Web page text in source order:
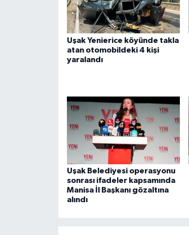
Uşak Yenierice köyünde takla
atan otomobildeki 4 kişi
yaralandı
Uşak Belediyesi operasyonu
sonrası ifadeler kapsamında
Manisa İl Başkanı gözaltına
alındı